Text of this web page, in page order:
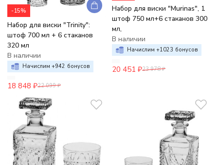
-15%
Набор для виски "Trinity":
штоф 700 мл + 6 стаканов
320 мл
В наличии
Начислим +942 бонусов
18 848 ₽22 099 ₽
Набор для виски "Murinas", 1
штоф 750 мл+6 стаканов 300
мл,
В наличии
Начислим +1023 бонусов
20 451 ₽23 978 ₽